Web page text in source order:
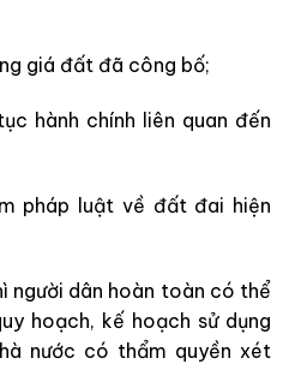
giá đất đã công bố;
hành chính liên quan đến
pháp luật về đất đai hiện
người dân hoàn toàn có thể
hoạch, kế hoạch sử dụng
nước có thẩm quyền xét